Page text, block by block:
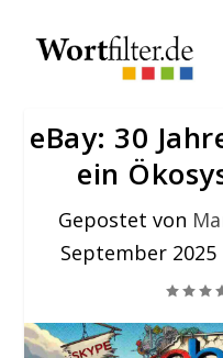
eBay: 30
ein
Gepostet von
September 2025